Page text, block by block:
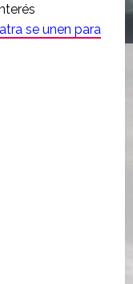
se unen para